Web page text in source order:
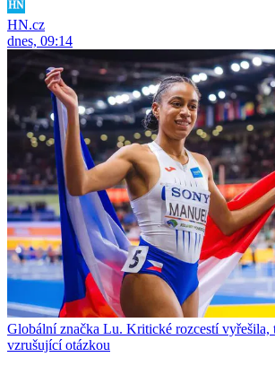
HN.cz
dnes, 09:14
Globální značka Lu. Kritické rozcestí vyřešila,
vzrušující otázkou